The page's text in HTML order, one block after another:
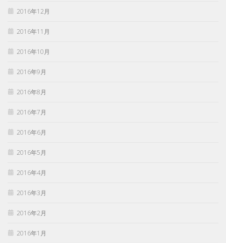
2016年12月
2016年11月
2016年10月
2016年9月
2016年8月
2016年7月
2016年6月
2016年5月
2016年4月
2016年3月
2016年2月
2016年1月